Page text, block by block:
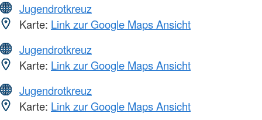
Jugendrotkreuz
Karte: Link zur Google Maps Ansicht
Jugendrotkreuz
Karte: Link zur Google Maps Ansicht
Jugendrotkreuz
Karte: Link zur Google Maps Ansicht